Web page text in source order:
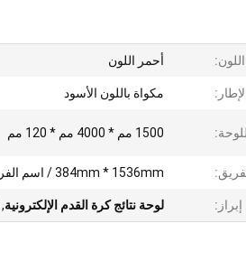
أحمر اللون
مكواة باللون الأسود
1500 مم * 4000 مم * 120 مم
384mm * 1536mm / اسم الفريق
إبراز: لوحة نتائج كرة القدم الإلكترونية,